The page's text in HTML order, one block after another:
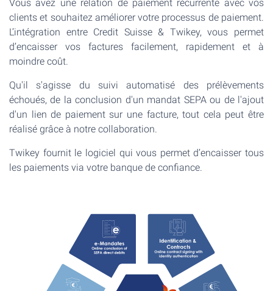
Vous avez une relation de paiement récurrente avec vos
clients et souhaitez améliorer votre processus de paiement.
L’intégration entre Credit Suisse & Twikey, vous permet
d’encaisser vos factures facilement, rapidement et à
moindre coût.
Qu'il s'agisse du suivi automatisé des prélèvements
échoués, de la conclusion d'un mandat SEPA ou de l'ajout
d'un lien de paiement sur une facture, tout cela peut être
réalisé grâce à notre collaboration.
Twikey fournit le logiciel qui vous permet d’encaisser tous
les paiements via votre banque de confiance.